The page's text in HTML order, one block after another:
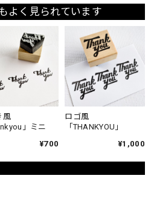
よく見られています
風
」ミニ
¥700
ロゴ風
「THANKYOU」
¥1,000